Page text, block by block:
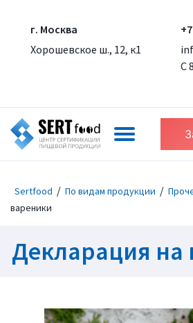
г. Москва
Хорошевское ш., 12, к1
С
Sertfood / По видам продукции /
вареники
Декларация на